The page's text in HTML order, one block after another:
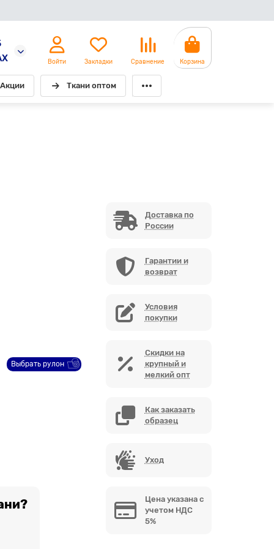
Войти Закладки Сравнение Корзина
Акции Ткани оптом
Выбрать рулон
Доставка по
России
Гарантии и
возврат
Условия
покупки
Скидки на
крупный и
мелкий опт
Как заказать
образец
Уход
Цена указана с
учетом НДС
5%